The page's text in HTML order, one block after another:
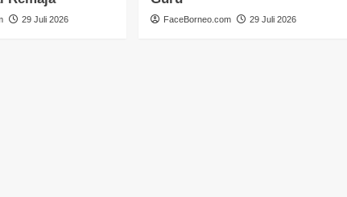
29 Juli 2026 FaceBorneo.com 29 Juli 2026